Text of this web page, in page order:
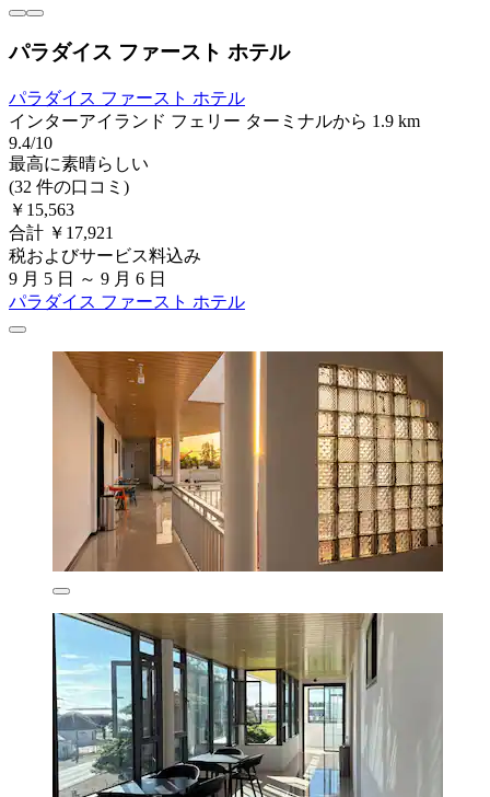
パラダイス ファースト ホテル
パラダイス ファースト ホテル
インターアイランド フェリー ターミナルから 1.9 km
9.4/10
最高に素晴らしい
(32 件の口コミ)
￥15,563
合計 ￥17,921
税およびサービス料込み
9 月 5 日 ～ 9 月 6 日
パラダイス ファースト ホテル